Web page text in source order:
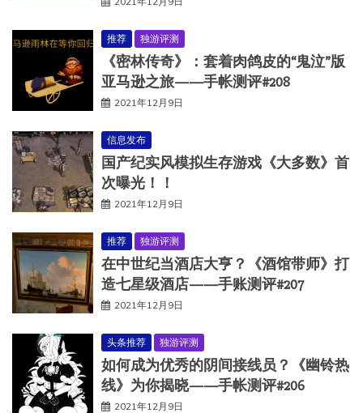
推荐 独游评测
《密林传奇》：套着肉鸽皮的“鬼泣”版
亚马逊之旅——手帐测评#208
2021年12月9日
信息发布
国产纪实风模拟生存游戏《大多数》首
次曝光！！
2021年12月9日
推荐 独游评测
在中世纪当酒店大亨？《酒馆带师》打
造七星级酒店——手账测评#207
2021年12月9日
头条推荐 独游评测
如何成为优秀的阴间接线员？《幽铃热
线》为你揭晓——手帐测评#206
2021年12月9日